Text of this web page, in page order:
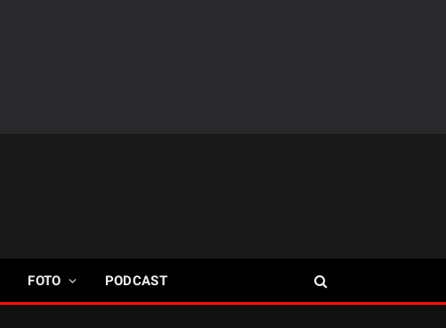
FOTO PODCAST